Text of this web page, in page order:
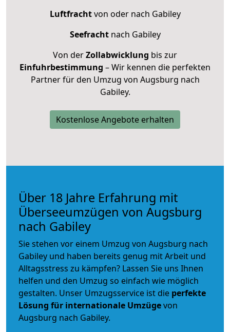
Luftfrachtvon oder nach Gabiley
Seefrachtnach Gabiley
Von derZollabwicklung bis zur
Einfuhrbestimmung – Wir kennen die perfekten
Partner für den Umzug von Augsburg nach
Gabiley.
Kostenlose Angebote erhalten
Über 18 Jahre Erfahrung mit
Überseeumzügen von Augsburg
nach Gabiley
Sie stehen vor einem Umzug von Augsburg nach
Gabiley und haben bereits genug mit Arbeit und
Alltagsstress zu kämpfen? Lassen Sie uns Ihnen
helfen und den Umzug so einfach wie möglich
gestalten. Unser Umzugsservice ist die perfekte
Lösung für internationale Umzügevon
Augsburg nach Gabiley.